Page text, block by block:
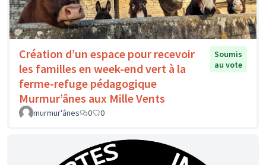
Création d’un espace pour recevoir
les familles en week-end vert à la
ferme-refuge pédagogique
Murmur’ânes aux Mille Vents
Soumis
au vote
murmur'ânes 0 0